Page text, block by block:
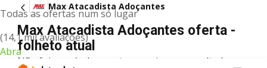
Todas as ofertas num só lugar
(14,1 mil avaliações)
Abra
Max Atacadista Adoçantes
Max Atacadista Adoçantes oferta -
folheto atual
Não foi possível encontrar quaisquer resultados